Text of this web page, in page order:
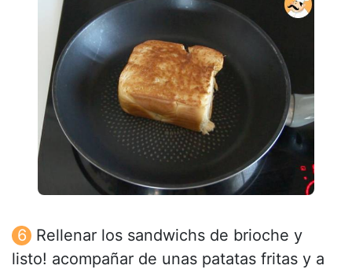
Rellenar los sandwichs de brioche y
listo! acompañar de unas patatas fritas y a